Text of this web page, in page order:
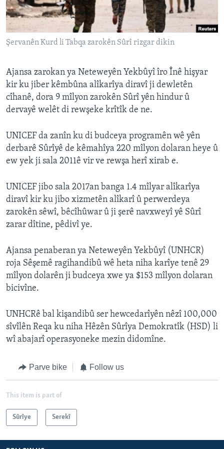
ÇAND Û HUNER
SERNIVÎS
SORANÎ
Learning English
FOLLOW US
Zimanên Din
Şervanên Kurd li Tabqa zarokên Sûrî rizgar dikin
Ajansa zarokan ya Neteweyên Yekbûyî îro Înê hişyar
kir ku jiber kêmbûna alîkarîya diravî ji dewletên
cîhanê, dora 9 mîlyon zarokên Sûrî yên hindur û
dervayê welêt di rewşeke krîtîk de ne.
UNICEF da zanîn ku di budceya programên wê yên
derbarê Sûrîyê de kêmahîya 220 mîlyon dolaran heye û
ew yek ji sala 2011ê vir ve rewşa herî xirab e.
UNICEF jibo sala 2017an banga 1.4 mîlyar alîkarîya
diravî kir ku jibo xizmetên alîkarî û perwerdeya
zarokên sêwî, bêcîhûwar û ji şerê navxweyî yê Sûrî
zarar dîtine, pêdivî ye.
Ajansa penaberan ya Neteweyên Yekbûyî (UNHCR)
roja Sêşemê ragihandibû wê heta niha karîye tenê 29
mîlyon dolarên ji budceya xwe ya $153 mîlyon dolaran
bicivîne.
UNHCRê bal kişandibû ser hewcedarîyên nêzî 100,000
sîvîlên Reqa ku niha Hêzên Sûrîya Demokratîk (HSD) li
wî abajarî operasyoneke mezin didomîne.
Parve bike Follow us
This item is part of
Sûrîye Serekî